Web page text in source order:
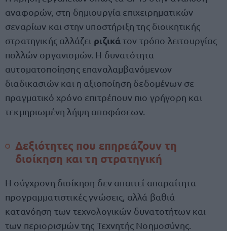
αναφορών, στη δημιουργία επιχειρηματικών
σεναρίων και στην υποστήριξη της διοικητικής
στρατηγικής αλλάζει ριζικάτον τρόπο λειτουργίας
πολλών οργανισμών. Η δυνατότητα
αυτοματοποίησης επαναλαμβανόμενων
διαδικασιών και η αξιοποίηση δεδομένων σε
πραγματικό χρόνο επιτρέπουν πιο γρήγορη και
τεκμηριωμένη λήψη αποφάσεων.
Δεξιότητες που επηρεάζουν τη
διοίκηση και τη στρατηγική
Η σύγχρονη διοίκηση δεν απαιτεί απαραίτητα
προγραμματιστικές γνώσεις, αλλά βαθιά
κατανόηση των τεχνολογικών δυνατοτήτων και
των περιορισμών της Τεχνητής Νοημοσύνης.